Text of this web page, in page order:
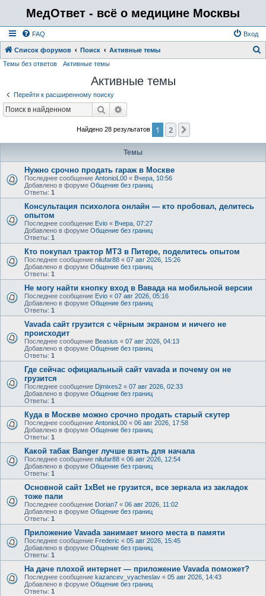
МедОтвет - всё о медицине Москвы
FAQ Вход
Список форумов Поиск Активные темы
Темы без ответов Активные темы
Активные темы
Перейти к расширенному поиску
Поиск
Найдено 28 результатов 1 2
Темы
Нужно срочно продать гараж в Москве
Последнее сообщение AntonioL00 « Вчера, 10:56
Добавлено в форуме Общение без границ
Ответы: 1
Консультация психолога онлайн — кто пробовал, делитесь
опытом
Последнее сообщение Evio « Вчера, 07:27
Добавлено в форуме Общение без границ
Ответы: 1
Кто покупал трактор МТЗ в Питере, поделитесь опытом
Последнее сообщение nilufar88 « 07 авг 2026, 15:26
Добавлено в форуме Общение без границ
Ответы: 1
Не могу найти кнопку вход в Вавада на мобильной версии
Последнее сообщение Evio « 07 авг 2026, 05:16
Добавлено в форуме Общение без границ
Ответы: 1
Vavada сайт грузится с чёрным экраном и ничего не
происходит
Последнее сообщение Beasius « 07 авг 2026, 04:13
Добавлено в форуме Общение без границ
Ответы: 1
Где сейчас официальный сайт vavada и почему он не
грузится
Последнее сообщение Djmixes2 « 07 авг 2026, 02:33
Добавлено в форуме Общение без границ
Ответы: 1
Куда в Москве можно срочно продать старый скутер
Последнее сообщение AntonioL00 « 06 авг 2026, 17:58
Добавлено в форуме Общение без границ
Ответы: 1
Какой табак Banger лучше взять для начала
Последнее сообщение nilufar88 « 06 авг 2026, 12:54
Добавлено в форуме Общение без границ
Ответы: 1
Основной сайт 1xBet не грузится, все зеркала из закладок
тоже пали
Последнее сообщение Dorian7 « 06 авг 2026, 11:02
Добавлено в форуме Общение без границ
Ответы: 1
Приложение Vavada занимает много места в памяти
Последнее сообщение Frederic « 05 авг 2026, 15:45
Добавлено в форуме Общение без границ
Ответы: 1
На даче плохой интернет — приложение Vavada поможет?
Последнее сообщение kazancev_vyacheslav « 05 авг 2026, 14:43
Добавлено в форуме Общение без границ
Ответы: 1